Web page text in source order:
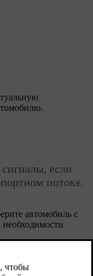
если
потоке.
автомобиль с